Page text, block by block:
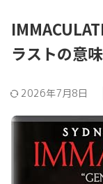
ラストの意
2026年7月8日